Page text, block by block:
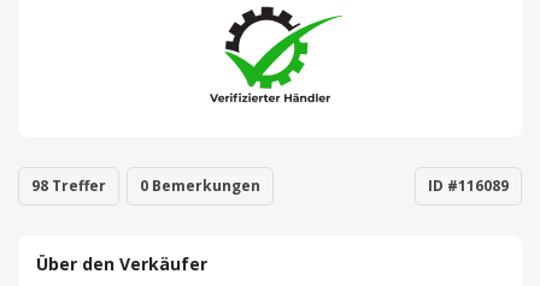
98 Treffer 0 Bemerkungen ID #116089
Über den Verkäufer